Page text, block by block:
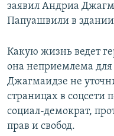
заявил Андриа
Папуашвили в
Какую жизнь ведет
она неприемлема для
Джагмаидзе не
страницах в соцсети
социал-демократ,
прав и свобод.